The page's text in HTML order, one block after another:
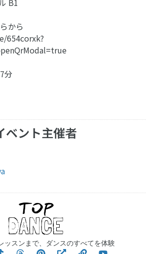
B1
から
654corxk?
分
ベント主催者
ッスンまで、ダンスのすべてを体験